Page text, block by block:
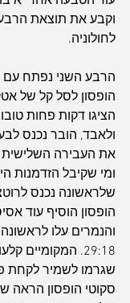
לחולוניה.
הרבע השני נפתח
הופסון לסל קל של
הציגו דקות פחות
ולאבד, הובר נכנס
את העבירה
ומי שקיבל הזדמנות
שלראשונה נכנס
הופסון הוסיף עוד
והנמרים עלו
שגרמו לשמיר לקחת
סקוטי הופסון הראה